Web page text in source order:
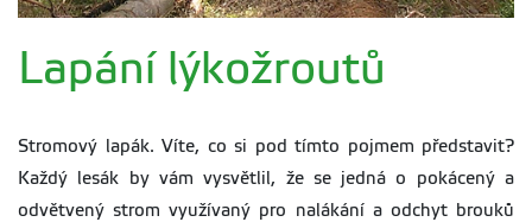
Lapání lýkožroutů
Stromový lapák. Víte, co si pod tímto pojmem představit?
Každý lesák by vám vysvětlil, že se jedná o pokácený a
odvětvený strom využívaný pro nalákání a odchyt brouků